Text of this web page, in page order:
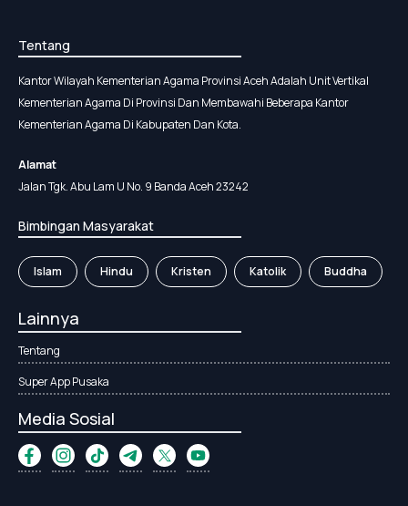
Tentang
Kantor Wilayah Kementerian Agama Provinsi Aceh Adalah Unit Vertikal
Kementerian Agama Di Provinsi Dan Membawahi Beberapa Kantor
Kementerian Agama Di Kabupaten Dan Kota.
Alamat
Jalan Tgk. Abu Lam U No. 9 Banda Aceh 23242
Bimbingan Masyarakat
Islam Hindu Kristen Katolik Buddha
Lainnya
Tentang
Super App Pusaka
Media Sosial